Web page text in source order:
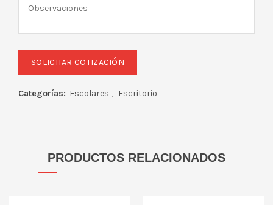
Categorías: Escolares , Escritorio
PRODUCTOS RELACIONADOS